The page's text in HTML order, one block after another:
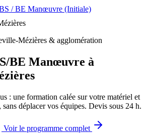
/ BE Manœuvre (Initiale)
Mézières & agglomération
BE Manœuvre à
: une formation calée sur votre matériel et
déplacer vos équipes. Devis sous 24 h.
Voir le programme complet